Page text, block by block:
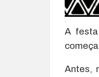
A
Antes,